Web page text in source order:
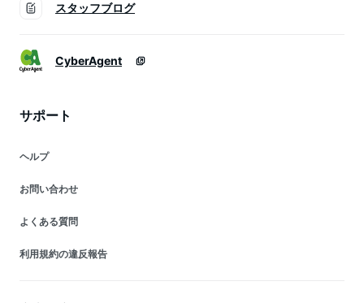
スタッフブログ
CyberAgent
サポート
ヘルプ
お問い合わせ
よくある質問
利用規約の違反報告